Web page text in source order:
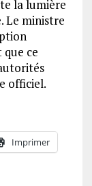
la lumière
Le ministre
que ce
officiel.
Imprimer